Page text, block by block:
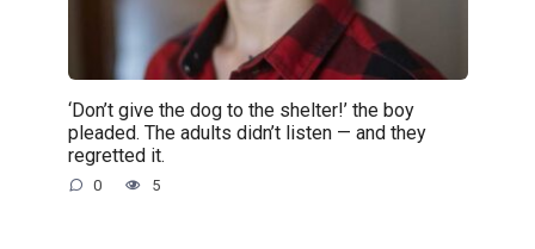
‘Don’t give the dog to the shelter!’ the boy
pleaded. The adults didn’t listen — and they
regretted it.
0 5